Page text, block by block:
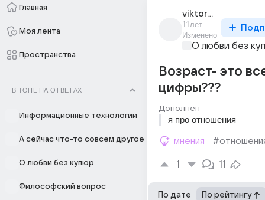
Главная
Моя лента
Пространства
В ТОПЕ НА ОТВЕТАХ
Информационные технологии
А сейчас что-то совсем другое
О любви без купюр
Философский вопрос
viktorovna_150
11лет
Изменено
О любви без
Возраст- это
цифры???
Дополнен
я про отношения
мнения
1 11
По дате По рейтингу